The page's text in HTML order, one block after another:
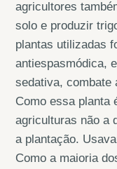
agricultores
solo e produzir
plantas utilizadas
antiespasmódica,
sedativa, combate
Como essa planta
agriculturas não a
a plantação.
Como a maioria